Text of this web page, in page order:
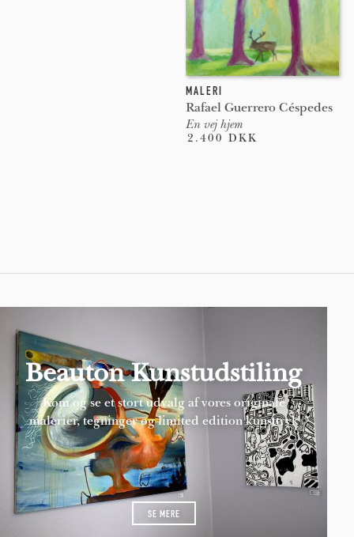
MALERI
Rafael Guerrero Céspedes
En vej hjem
2.400 DKK
Beauton Kunstudstiling
Kom og se et stort udvalg af vores originale
malerier, tegninger og limited edition kunsttryk
SE MERE